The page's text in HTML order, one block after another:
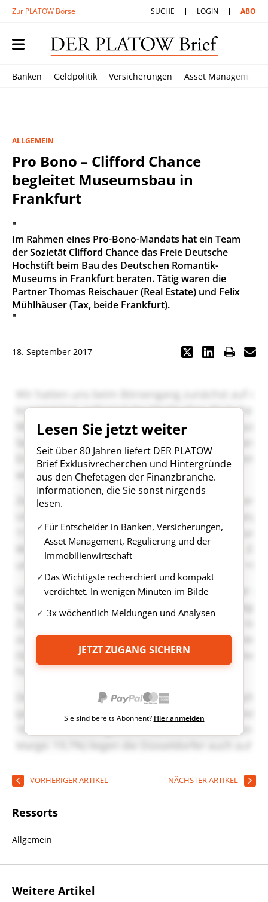
Zur PLATOW Börse SUCHE LOGIN ABO
Banken Geldpolitik Versicherungen Asset Management
ALLGEMEIN
Pro Bono – Clifford Chance
begleitet Museumsbau in
Frankfurt
"
Im Rahmen eines Pro-Bono-Mandats hat ein Team
der Sozietät Clifford Chance das Freie Deutsche
Hochstift beim Bau des Deutschen Romantik-
Museums in Frankfurt beraten. Tätig waren die
Partner Thomas Reischauer (Real Estate) und Felix
Mühlhäuser (Tax, beide Frankfurt).
"
18. September 2017
Lesen Sie jetzt weiter
Seit über 80 Jahren liefert DER PLATOW
Brief Exklusivrecherchen und Hintergründe
aus den Chefetagen der Finanzbranche.
Informationen, die Sie sonst nirgends
lesen.
Für Entscheider in Banken, Versicherungen,
Asset Management, Regulierung und der
Immobilienwirtschaft
Das Wichtigste recherchiert und kompakt
verdichtet. In wenigen Minuten im Bilde
3x wöchentlich Meldungen und Analysen
JETZT ZUGANG SICHERN
Sie sind bereits Abonnent? Hier anmelden
VORHERIGER ARTIKEL NÄCHSTER ARTIKEL
Ressorts
Allgemein
Weitere Artikel